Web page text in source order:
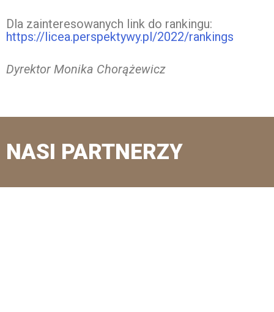
Dla zainteresowanych link do rankingu:
https://licea.perspektywy.pl/2022/rankings
Dyrektor Monika Chorążewicz
NASI PARTNERZY